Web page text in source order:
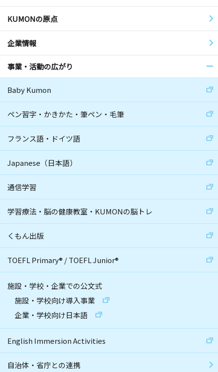
KUMONの原点
企業情報
事業・活動の広がり
Baby Kumon
ペン習字・かきかた・筆ペン・毛筆
フランス語・ドイツ語
Japanese（日本語）
通信学習
学習療法・脳の健康教室・KUMONの脳トレ
くもん出版
TOEFL Primary® /TOEFL Junior®
施設・学校・企業での公文式
施設・学校向け導入事業
企業・学校向け日本語
English Immersion Activities
自治体・省庁との連携